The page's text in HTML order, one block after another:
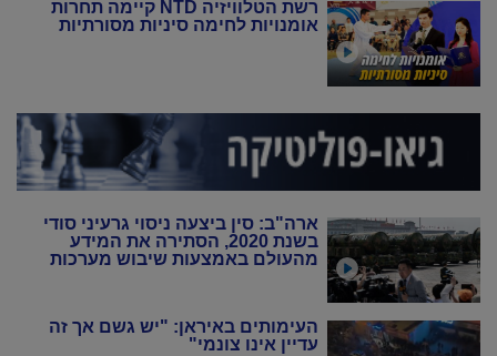
רשת הטלוויזיה NTD קיימה תחרות
אומנויות לחימה סיניות מסורתיות
ארה"ב: סין ביצעה ניסוי גרעיני סודי
בשנת 2020, הסתירה את המידע
מהעולם באמצעות שיבוש מערכות
העימותים באיראן: "יש גשם אך זה
עדיין אינו צונמי"